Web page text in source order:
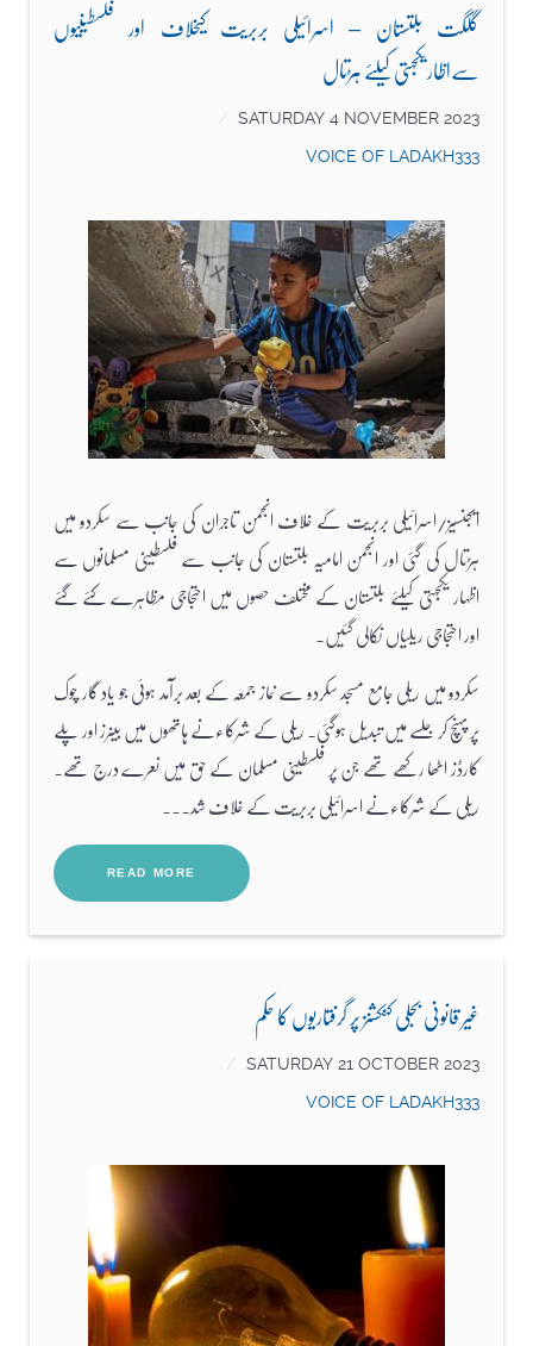
گلگت بلتستان – اسرائیلی بربریت کیخلاف اور فلسطینیوں
سےاظاریکجہتی کیلئے ہڑتال
SATURDAY 4 NOVEMBER 2023
VOICE OF LADAKH333
ایجنسیز/اسرائیلی بربریت کے خلاف انجمن تاجران کی جانب سے سکردو میں
ہڑتال کی گئی اور انجمن امامیہ بلتستان کی جانب سے فلسطینی مسلمانوں سے
اظہار یکجہتی کیلئے بلتستان کے مختلف حصوں میں احتجاجی مظاہرے کئے گئے
اور احتجاجی ریلیاں نکالی گئیں۔
سکردو میں ریلی جامع مسجد سکردو سے نماز جمعہ کے بعد برآمد ہوئی جو یاد گار چوک
پر پہنچ کر جلسے میں تبدیل ہوگئی۔ ریلی کے شرکاءنے ہاتھوں میں بینرز اور پلے
کارڈز اٹھا رکھے تھے جن پر فلسطینی مسلمان کے حق میں نعرے درج تھے۔
ریلی کے شرکاءنے اسرائیلی بربریت کے خلاف شد...
READ MORE
غیر قانونی بجلی کنکشنز پر گرفتاریوں کا حکم
SATURDAY 21 OCTOBER 2023
VOICE OF LADAKH333